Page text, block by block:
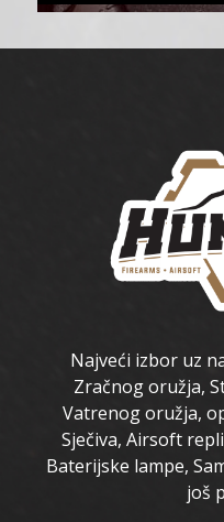
Najveći izbor uz
Zračnog oružja,
Vatrenog oružja,
Sječiva, Airsoft
Baterijske lampe,
još